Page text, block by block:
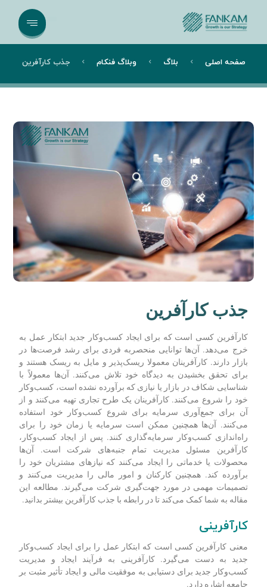
صفحه اصلی بلاگ وبلاگ فنکام جذب کارآفرین
جذب کارآفرین
کارآفرین کسی است که برای ایجاد کسب‌وکار جدید ابتکار عمل به
خرج می‌دهد. آن‌ها توانایی منحصر‌به فردی برای رشد فرصت‌ها در
بازار دارند. کارآفرینان معمولا ریسک‌پذیر و مایل به ریسک هستند و
برای تحقق بخشیدن به دیدگاه خود تلاش می‌کنند. آن‌ها معمولاً با
شناسایی شکاف در بازار یا نیازی که برآورده نشده است، کسب‌وکار
خود را شروع می‌کنند. کارآفرینان یک طرح تجاری تهیه می‌کنند و از
آن برای جمع‌آوری سرمایه برای شروع کسب‌وکار خود استفاده
می‌کنند. آن‌ها همچنین ممکن است سرمایه یا زمان خود را برای
راه‌اندازی کسب‌وکار سرمایه‌گذاری کنند. پس از ایجاد کسب‌وکار،
کارآفرین مسئول مدیریت تمام جنبه‌های شرکت است. آن‌ها
محصولات یا خدماتی را ایجاد می‌کنند که نیازهای مشتریان خود را
برآورده کند. همچنین کارکنان و امور مالی را مدیریت می‌کنند و
تصمیمات مهمی در مورد جهت‌گیری شرکت می‌گیرند. مطالعه این
مقاله به شما کمک می‌کند تا در رابطه با جذب کارآفرین بیشتر بدانید.
کارآفرینی
معنی کارآفرین کسی است که ابتکار عمل را برای ایجاد کسب‌وکار
جدید به دست می‌گیرد. کارآفرینی به فرآیند ایجاد و مدیریت
کسب‌وکار جدید برای دستیابی به موفقیت مالی و ایجاد تأثیر مثبت بر
جامعه اشاره دارد.